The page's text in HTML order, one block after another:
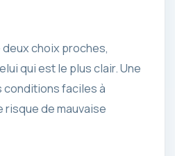
choix proches,
qui est le plus clair. Une
faciles à
de mauvaise